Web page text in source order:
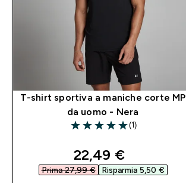
T-shirt sportiva a maniche corte MP
da uomo - Nera
5 out of 5 stars
(1)
discounted price
22,49 €‎
Prima 27,99 €‎ Risparmia 5,50 €‎